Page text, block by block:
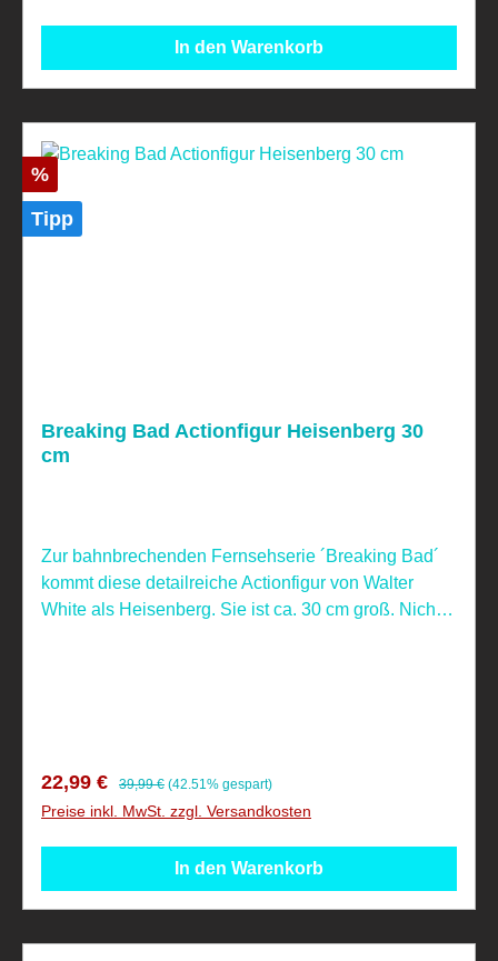
In den Warenkorb
Rabatt
%
Tipp
Breaking Bad Actionfigur Heisenberg 30
cm
Zur bahnbrechenden Fernsehserie ´Breaking Bad´
kommt diese detailreiche Actionfigur von Walter
White als Heisenberg. Sie ist ca. 30 cm groß. Nicht
Verkaufspreis:
22,99 € Regulärer Preis:
39,99 € (42.51% gespart)
Preise inkl. MwSt. zzgl. Versandkosten
In den Warenkorb